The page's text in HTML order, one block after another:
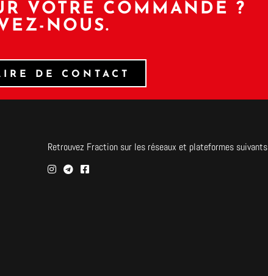
VOTRE COMMANDE ?
NOUS.
DE CONTACT
Retrouvez Fraction sur les réseaux et plateformes suivants